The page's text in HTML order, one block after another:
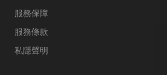
服務保障
服務條款
私隱聲明